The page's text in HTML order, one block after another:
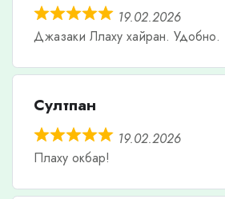
19.02.2026
Джазаки Ллаху хайран. Удобно.
Султпан
19.02.2026
Плаху окбар!